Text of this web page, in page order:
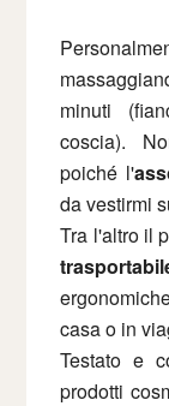
minuti
coscia).
poiché l'
da vestirmi
Tra l'altro il
casa o in
Testato e
prodotti